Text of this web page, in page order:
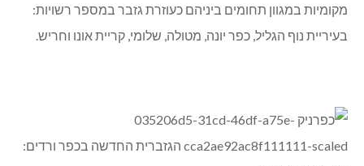
מקומיות במגוון תחומים ביניהם כעוזרת גזבר במספר רשויות:
בעיריית נוף הגליל, כפר יונה, מטולה, שלומי, קריית אונו וחריש.